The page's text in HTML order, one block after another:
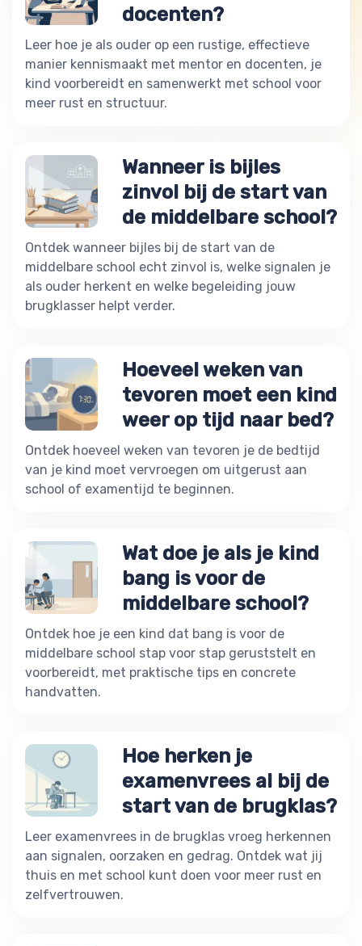
docenten?
Leer hoe je als ouder op een rustige, effectieve
manier kennismaakt met mentor en docenten, je
kind voorbereidt en samenwerkt met school voor
meer rust en structuur.
Wanneer is bijles
zinvol bij de start van
de middelbare school?
Ontdek wanneer bijles bij de start van de
middelbare school echt zinvol is, welke signalen je
als ouder herkent en welke begeleiding jouw
brugklasser helpt verder.
Hoeveel weken van
tevoren moet een kind
weer op tijd naar bed?
Ontdek hoeveel weken van tevoren je de bedtijd
van je kind moet vervroegen om uitgerust aan
school of examentijd te beginnen.
Wat doe je als je kind
bang is voor de
middelbare school?
Ontdek hoe je een kind dat bang is voor de
middelbare school stap voor stap geruststelt en
voorbereidt, met praktische tips en concrete
handvatten.
Hoe herken je
examenvrees al bij de
start van de brugklas?
Leer examenvrees in de brugklas vroeg herkennen
aan signalen, oorzaken en gedrag. Ontdek wat jij
thuis en met school kunt doen voor meer rust en
zelfvertrouwen.